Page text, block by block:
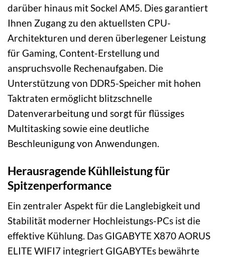
darüber hinaus mit Sockel AM5. Dies garantiert
Ihnen Zugang zu den aktuellsten CPU-
Architekturen und deren überlegener Leistung
für Gaming, Content-Erstellung und
anspruchsvolle Rechenaufgaben. Die
Unterstützung von DDR5-Speicher mit hohen
Taktraten ermöglicht blitzschnelle
Datenverarbeitung und sorgt für flüssiges
Multitasking sowie eine deutliche
Beschleunigung von Anwendungen.
Herausragende Kühlleistung für
Spitzenperformance
Ein zentraler Aspekt für die Langlebigkeit und
Stabilität moderner Hochleistungs-PCs ist die
effektive Kühlung. Das GIGABYTE X870 AORUS
ELITE WIFI7 integriert GIGABYTEs bewährte